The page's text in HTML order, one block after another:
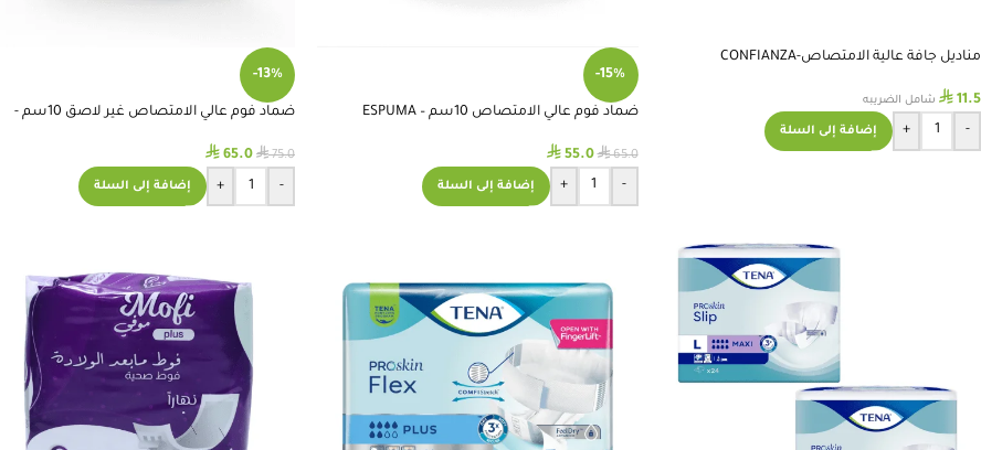
مناديل جافة عالية الامتصاص-CONFIANZA
⃁ 11.5 شامل الضريبه
-
+ إضافة إلى السلة
-15%
ضماد فوم عالي الامتصاص 10سم – ESPUMA
⃁65.0
⃁55.0
-
+ إضافة إلى السلة
-13%
ضماد فوم عالي الامتصاص غير لاصق 10سم -
⃁75.0
⃁ 65.0
-
+ إضافة إلى السلة